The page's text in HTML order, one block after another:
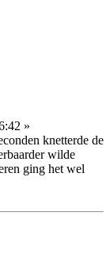
»
knetterde de
wilde
ging het wel